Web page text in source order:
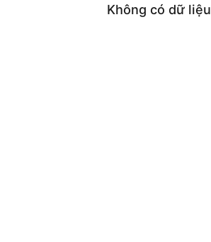
Không có dữ liệu